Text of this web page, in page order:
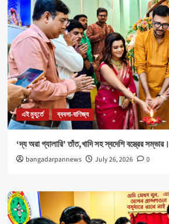
এই মুহূর্তে ব্যবসা-বাণিজ্য
‘দ্য অরা গ্যালারি’ তাঁত,খাদি সহ স্বদেশি বস্ত্রের সম্ভার।
bangadarpannews July 26, 2026 0